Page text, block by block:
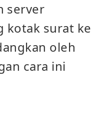
server
kotak surat ke
oleh
cara ini